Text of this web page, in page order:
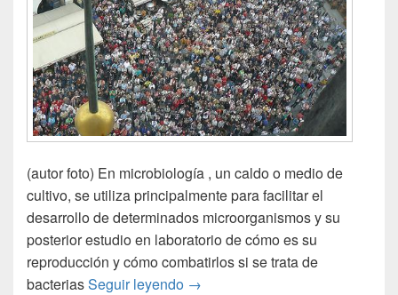
(autor foto) En microbiología , un caldo o medio de
cultivo, se utiliza principalmente para facilitar el
desarrollo de determinados microorganismos y su
posterior estudio en laboratorio de cómo es su
reproducción y cómo combatirlos si se trata de
bacteriasSeguir leyendo Caldo de cultivo
→